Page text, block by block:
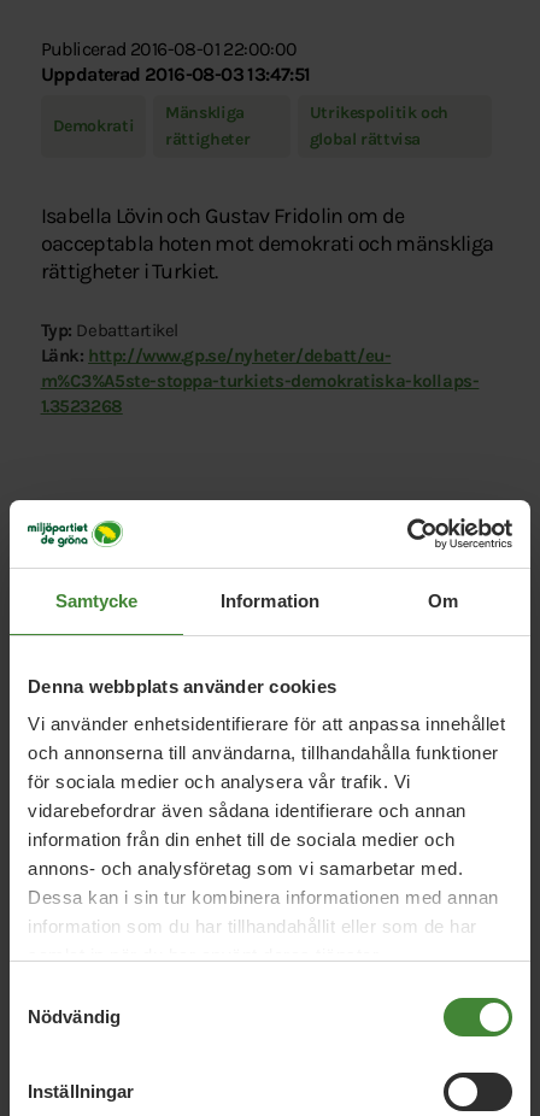
Samtycke Information Om
Denna webbplats använder cookies
Vi använder enhetsidentifierare för att anpassa innehållet
och annonserna till användarna, tillhandahålla funktioner
för sociala medier och analysera vår trafik. Vi
vidarebefordrar även sådana identifierare och annan
information från din enhet till de sociala medier och
annons- och analysföretag som vi samarbetar med.
Dessa kan i sin tur kombinera informationen med annan
information som du har tillhandahållit eller som de har
Nödvändig
Inställningar
Publicerad 2016-08-01 22:00:00
Uppdaterad 2016-08-03 13:47:51
Demokrati
Mänskliga
rättigheter
Utrikespolitik och
global rättvisa
Isabella Lövin och Gustav Fridolin om de
oacceptabla hoten mot demokrati och mänskliga
rättigheter i Turkiet.
Typ: Debattartikel
Länk: http://www.gp.se/nyheter/debatt/eu-
m%C3%A5ste-stoppa-turkiets-demokratiska-kollaps-
1.3523268
Relaterade nyheter
16 februari 2023
Utrikesdeklarationen lämnar mycket att
önska
16 april 2018
EU-skepsis runt Turkiet
26 mars 2018
stoppa syriska flyktingar